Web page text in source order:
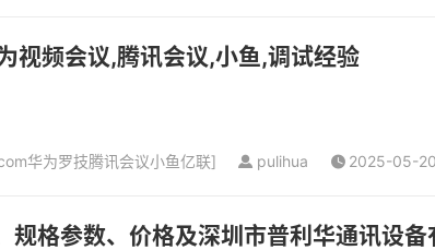
视频会议,腾讯会议,小鱼,调试经验
华为罗技腾讯会议小鱼亿联] pulihua 2025-05-20
规格参数、价格及深圳市普利华通讯设